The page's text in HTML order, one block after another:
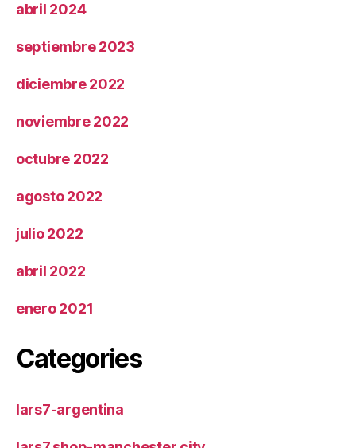
abril 2024
septiembre 2023
diciembre 2022
noviembre 2022
octubre 2022
agosto 2022
julio 2022
abril 2022
enero 2021
Categories
lars7-argentina